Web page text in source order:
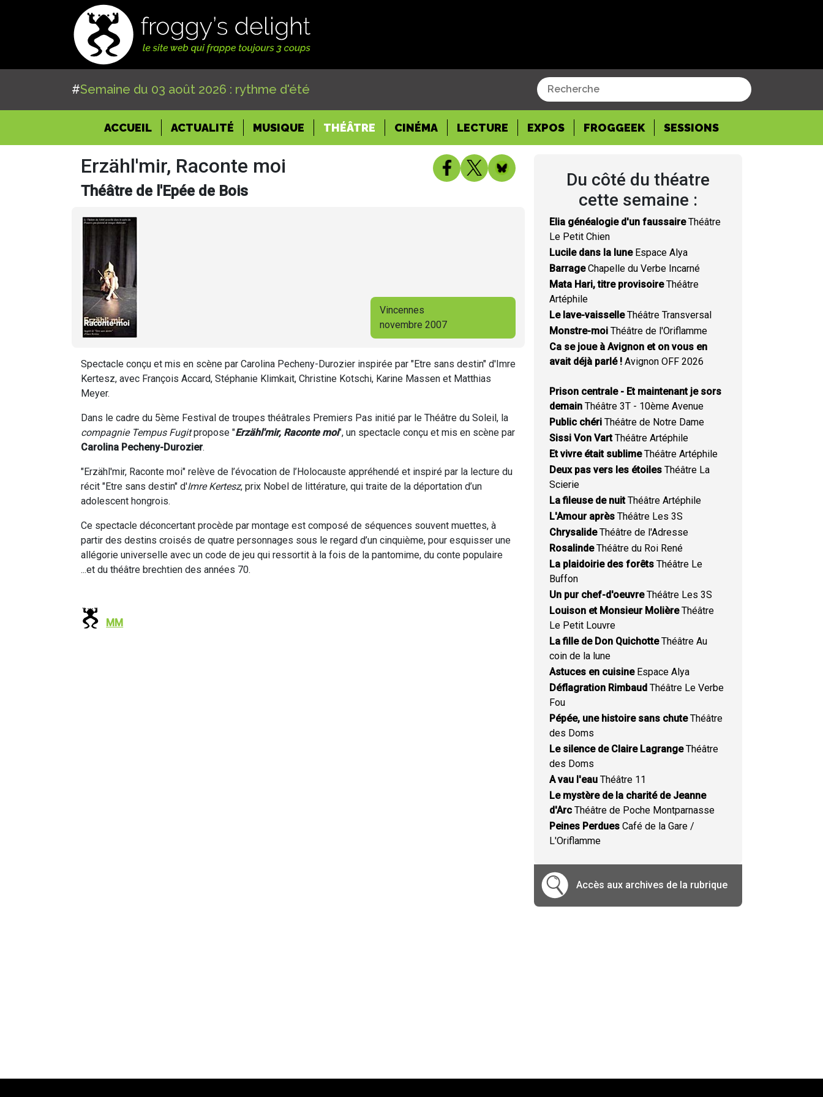
#Semaine du 03 août 2026 : rythme d'été
ACCUEIL(CURRENT)
ACTUALITÉ MUSIQUE THÉÂTRE CINÉMA LECTURE EXPOS FROGGEEK SESSIONS
Erzähl'mir, Raconte moi
Théâtre de l'Epée de Bois
Vincennes
novembre 2007
Spectacle conçu et mis en scène par Carolina Pecheny-Durozier inspirée par "Etre sans destin" d'Imre
Kertesz, avec François Accard, Stéphanie Klimkait, Christine Kotschi, Karine Massen et Matthias
Meyer.
Dans le cadre du 5ème Festival de troupes théâtrales Premiers Pas initié par le Théâtre du Soleil, la
compagnie Tempus Fugitpropose "Erzähl'mir, Raconte moi", un spectacle conçu et mis en scène par
Carolina Pecheny-Durozier.
"Erzähl'mir, Raconte moi" relève de l’évocation de l’Holocauste appréhendé et inspiré par la lecture du
récit "Etre sans destin" d'Imre Kertesz, prix Nobel de littérature, qui traite de la déportation d’un
adolescent hongrois.
Ce spectacle déconcertant procède par montage est composé de séquences souvent muettes, à
partir des destins croisés de quatre personnages sous le regard d’un cinquième, pour esquisser une
allégorie universelle avec un code de jeu qui ressortit à la fois de la pantomime, du conte populaire
...et du théâtre brechtien des années 70.
MM
Du côté du théatre
cette semaine :
Elia généalogie d'un faussaireThéâtre
Le Petit Chien
Lucile dans la luneEspace Alya
BarrageChapelle du Verbe Incarné
Mata Hari, titre provisoireThéâtre
Artéphile
Le lave-vaisselleThéâtre Transversal
Monstre-moi Théâtre de l'Oriflamme
Ca se joue à Avignon et on vous en
avait déjà parlé ! Avignon OFF 2026
Prison centrale - Et maintenant je sors
demain Théâtre 3T - 10ème Avenue
Public chéri Théâtre de Notre Dame
Sissi Von VartThéâtre Artéphile
Et vivre était sublimeThéâtre Artéphile
Deux pas vers les étoiles Théâtre La
Scierie
La fileuse de nuitThéâtre Artéphile
L'Amour après Théâtre Les 3S
ChrysalideThéâtre de l'Adresse
RosalindeThéâtre du Roi René
La plaidoirie des forêts Théâtre Le
Buffon
Un pur chef-d'oeuvreThéâtre Les 3S
Louison et Monsieur MolièreThéâtre
Le Petit Louvre
La fille de Don QuichotteThéâtre Au
coin de la lune
Astuces en cuisineEspace Alya
Déflagration Rimbaud Théâtre Le Verbe
Fou
Pépée, une histoire sans chuteThéâtre
des Doms
Le silence de Claire LagrangeThéâtre
des Doms
A vau l'eau Théâtre 11
Le mystère de la charité de Jeanne
d'Arc Théâtre de Poche Montparnasse
Peines Perdues Café de la Gare /
L'Oriflamme
Accès aux archives de la rubrique